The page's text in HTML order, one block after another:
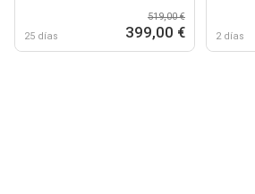
25 días
519,00 €
399,00 € 2 días